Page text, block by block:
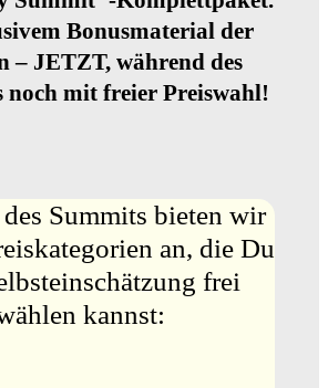
Bonusmaterial der
– JETZT, während des
noch mit freier Preiswahl!
Summits bieten wir
an, die Du
frei
kannst: